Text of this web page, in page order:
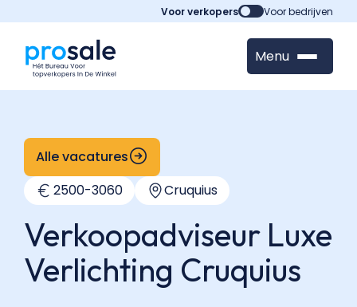
Voor verkopers Voor bedrijven
Menu
Alle vacatures
2500-3060 Cruquius
Verkoopadviseur Luxe
Verlichting Cruquius